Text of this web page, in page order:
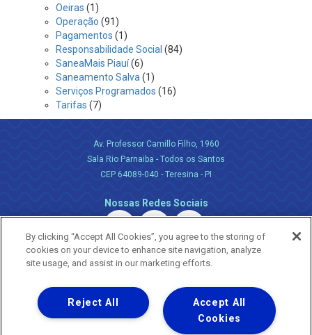
Oeiras (1)
Operação (91)
Pagamentos (1)
Responsabilidade Social (84)
SaneaMais Piauí(6)
Saneamento Salva (1)
Serviços Programados (16)
Tarifas (7)
Av. Professor Camillo Filho, 1960
Sala Rio Parnaiba - Todos os Santos
CEP 64089-040 - Teresina - PI
Nossas Redes Sociais
Uma empresa
Copyright ® 2026 - Todos os Direitos Reservados.
By clicking “Accept All Cookies”, you agree to the storing of
cookies on your device to enhance site navigation, analyze
site usage, and assist in our marketing efforts.
Accept All
Cookies
Reject All